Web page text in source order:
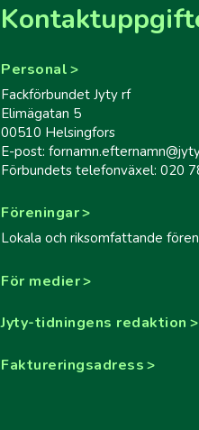
Personal
Fackförbundet Jyty rf
Elimägatan 5
00510 Helsingfors
E-post:
Förbundets telefonväxel: 020
Föreningar
Lokala och riksomfattande
För medier
Jyty-tidningens redaktion
Faktureringsadress